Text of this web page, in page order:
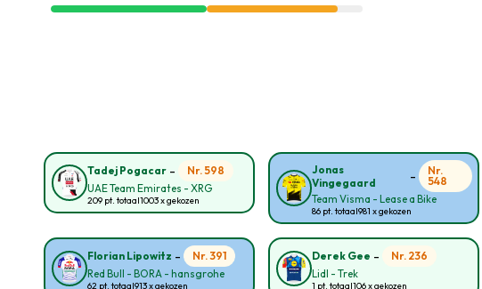
Tadej Pogacar -
Nr. 598
UAE Team Emirates - XRG
209 pt. totaal1003 x gekozen
Jonas
Vingegaard
-
Nr.
548
Team Visma - Lease a Bike
86 pt. totaal981 x gekozen
Florian Lipowitz -
Nr. 391
Red Bull - BORA - hansgrohe
62 pt. totaal913 x gekozen
Derek Gee -
Nr. 236
Lidl - Trek
1 pt. totaal106 x gekozen